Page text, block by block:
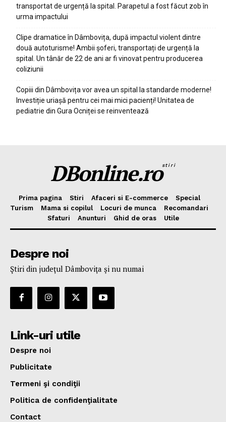
transportat de urgență la spital. Parapetul a fost făcut zob în
urma impactului
Clipe dramatice în Dâmbovița, după impactul violent dintre
două autoturisme! Ambii șoferi, transportați de urgență la
spital. Un tânăr de 22 de ani ar fi vinovat pentru producerea
coliziunii
Copiii din Dâmbovița vor avea un spital la standarde moderne!
Investiție uriașă pentru cei mai mici pacienți! Unitatea de
pediatrie din Gura Ocniței se reinventează
DBonline.rostiri
Prima pagina Stiri Afaceri si E-commerce
Special
Turism
Mama si copilul Locuri de munca
Recomandari
Sfaturi
Anunturi Ghid de oras Utile
Despre noi
Ştiri din judeţul Dâmboviţa şi nu numai
Link-uri utile
Despre noi
Publicitate
Termeni şi condiţii
Politica de confidenţialitate
Contact